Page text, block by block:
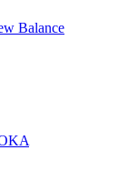
Balance